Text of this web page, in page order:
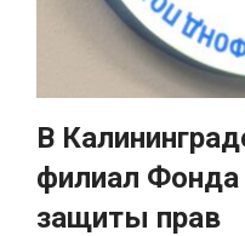
В
филиал
защиты прав